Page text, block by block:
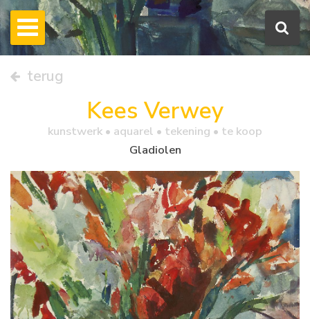
terug
Kees Verwey
kunstwerk • aquarel • tekening • te koop
Gladiolen